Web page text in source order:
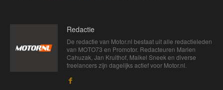
Redactie
De redactie van Motor.nl bestaat uit alle redactieleden
van MOTO73 en Promotor. Redacteuren Marien
Cahuzak, Jan Kruithof, Maikel Sneek en diverse
freelancers zijn dagelijks actief voor Motor.nl.